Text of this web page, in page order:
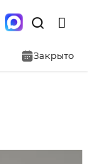
Закрыто